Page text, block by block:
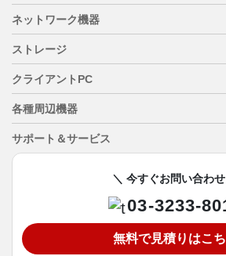
ネットワーク機器
ストレージ
クライアントPC
各種周辺機器
サポート＆サービス
＼ 今すぐお問い合わ
03-3233-
無料で見積りはこ